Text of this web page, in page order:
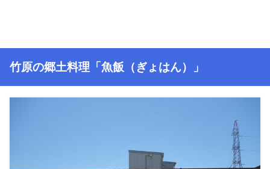
竹原の郷土料理「魚飯（ぎょはん）」